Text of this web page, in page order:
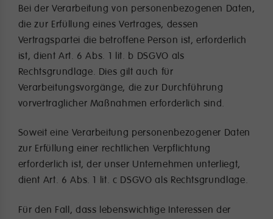
Bei der Verarbeitung von personenbezogenen Daten,
die zur Erfüllung eines Vertrages, dessen
Vertragspartei die betroffene Person ist, erforderlich
ist, dient Art. 6 Abs. 1 lit. b DSGVO als
Rechtsgrundlage. Dies gilt auch für
Verarbeitungsvorgänge, die zur Durchführung
vorvertraglicher Maßnahmen erforderlich sind.
Soweit eine Verarbeitung personenbezogener Daten
zur Erfüllung einer rechtlichen Verpflichtung
erforderlich ist, der unser Unternehmen unterliegt,
dient Art. 6 Abs. 1 lit. c DSGVO als Rechtsgrundlage.
Für den Fall, dass lebenswichtige Interessen der